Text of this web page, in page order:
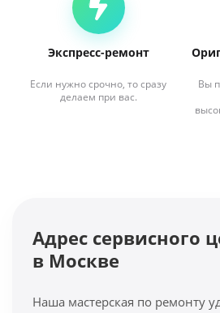
Экспресс-ремонт
Если нужно срочно, то сразу
делаем при вас.
Вы
Адрес сервисного
в Москве
Наша мастерская по ремонту